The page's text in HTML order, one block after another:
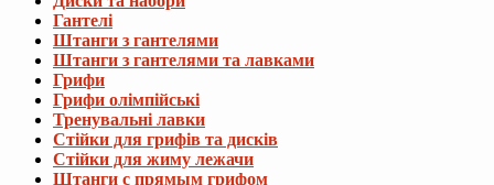
Гантелі
Штанги з гантелями
Штанги з гантелями та лавками
Грифи
Грифи олімпійські
Тренувальні лавки
Стійки для грифів та дисків
Стійки для жиму лежачи
Штанги с прямым грифом